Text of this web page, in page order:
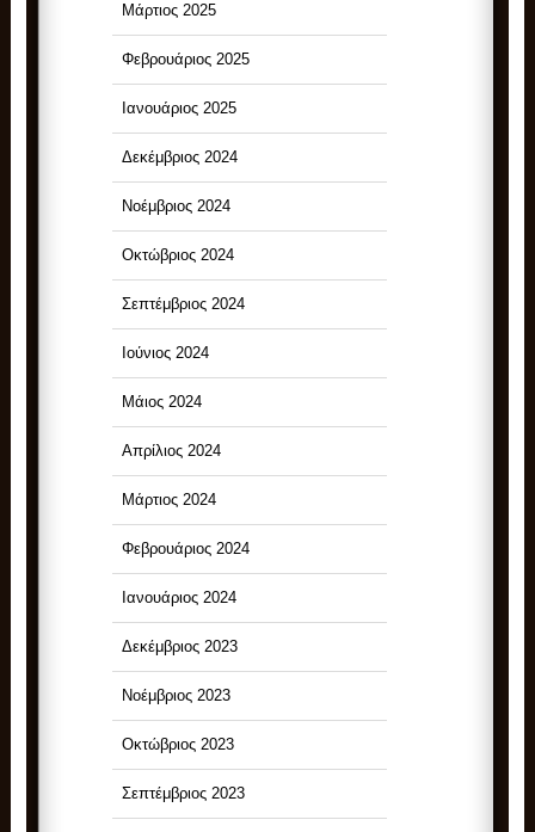
Μάρτιος 2025
Φεβρουάριος 2025
Ιανουάριος 2025
Δεκέμβριος 2024
Νοέμβριος 2024
Οκτώβριος 2024
Σεπτέμβριος 2024
Ιούνιος 2024
Μάιος 2024
Απρίλιος 2024
Μάρτιος 2024
Φεβρουάριος 2024
Ιανουάριος 2024
Δεκέμβριος 2023
Νοέμβριος 2023
Οκτώβριος 2023
Σεπτέμβριος 2023